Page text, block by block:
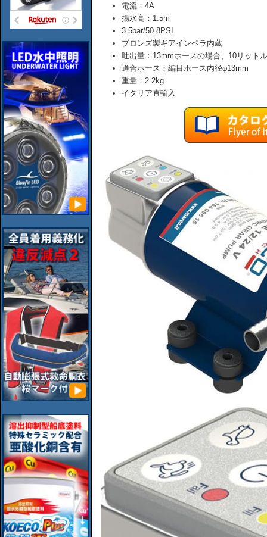
電流：4A
揚水高：1.5m
3.5bar/50.8PSI
ブロンズ製ギアインペラ内蔵
吐出量：13mmホースの場合、10リット
適合ホース：編目ホース内径φ13mm
重量：2.2kg
イタリア直輸入